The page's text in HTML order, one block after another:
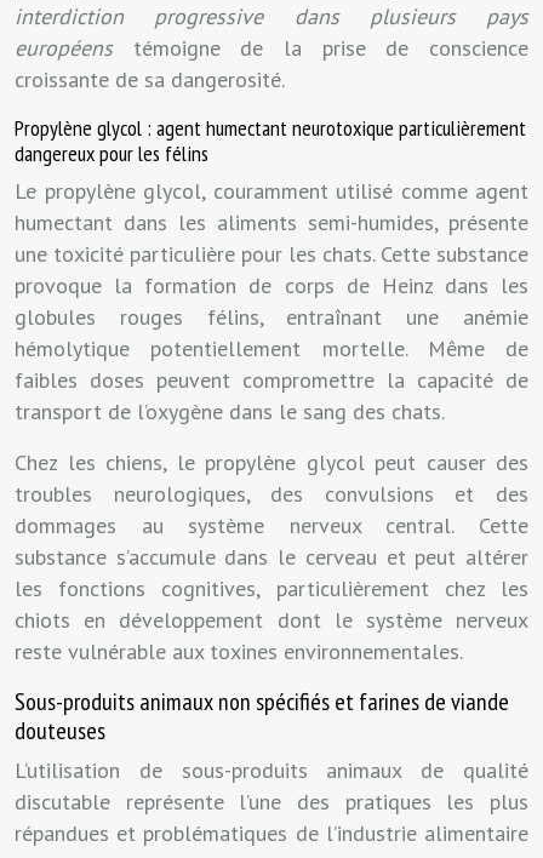
interdiction progressive dans plusieurs pays
européens témoigne de la prise de conscience
croissante de sa dangerosité.
Propylène glycol : agent humectant neurotoxique particulièrement
dangereux pour les félins
Le propylène glycol, couramment utilisé comme agent
humectant dans les aliments semi-humides, présente
une toxicité particulière pour les chats. Cette substance
provoque la formation de corps de Heinz dans les
globules rouges félins, entraînant une anémie
hémolytique potentiellement mortelle. Même de
faibles doses peuvent compromettre la capacité de
transport de l’oxygène dans le sang des chats.
Chez les chiens, le propylène glycol peut causer des
troubles neurologiques, des convulsions et des
dommages au système nerveux central. Cette
substance s’accumule dans le cerveau et peut altérer
les fonctions cognitives, particulièrement chez les
chiots en développement dont le système nerveux
reste vulnérable aux toxines environnementales.
Sous-produits animaux non spécifiés et farines de viande
douteuses
L’utilisation de sous-produits animaux de qualité
discutable représente l’une des pratiques les plus
répandues et problématiques de l’industrie alimentaire